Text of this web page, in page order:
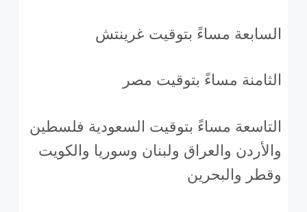
السابعة مساءً بتوقيت غرينتش
الثامنة مساءً بتوقيت مصر
التاسعة مساءً بتوقيت السعودية فلسطين
والأردن والعراق ولبنان وسوريا والكويت
وقطر والبحرين